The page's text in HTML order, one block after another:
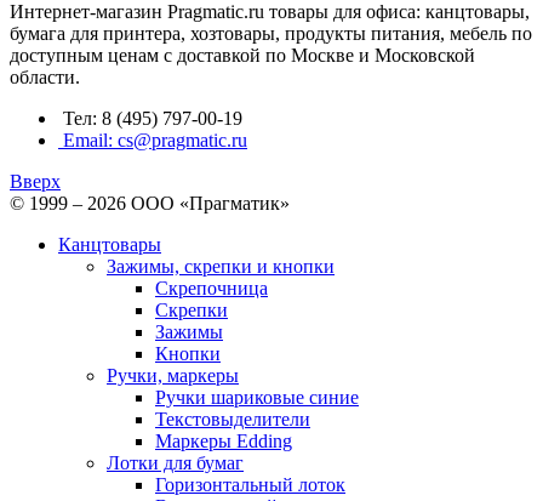
Интернет-магазин Pragmatic.ru товары для офиса: канцтовары,
бумага для принтера, хозтовары, продукты питания, мебель по
доступным ценам с доставкой по Москве и Московской
области.
Тел: 8 (495) 797-00-19
Email: cs@pragmatic.ru
Вверх
© 1999 – 2026 ООО «Прагматик»
Канцтовары
Зажимы, скрепки и кнопки
Скрепочница
Скрепки
Зажимы
Кнопки
Ручки, маркеры
Ручки шариковые синие
Текстовыделители
Маркеры Edding
Лотки для бумаг
Горизонтальный лоток